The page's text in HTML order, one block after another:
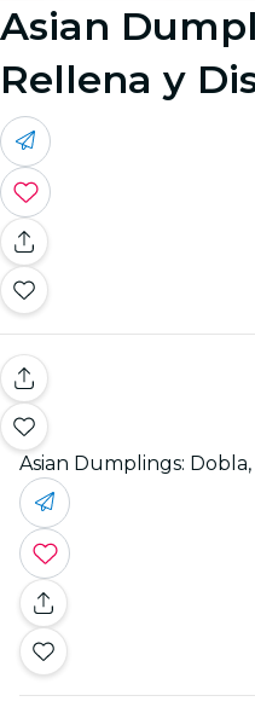
Asian
Rellena y
Asian Dumplings: